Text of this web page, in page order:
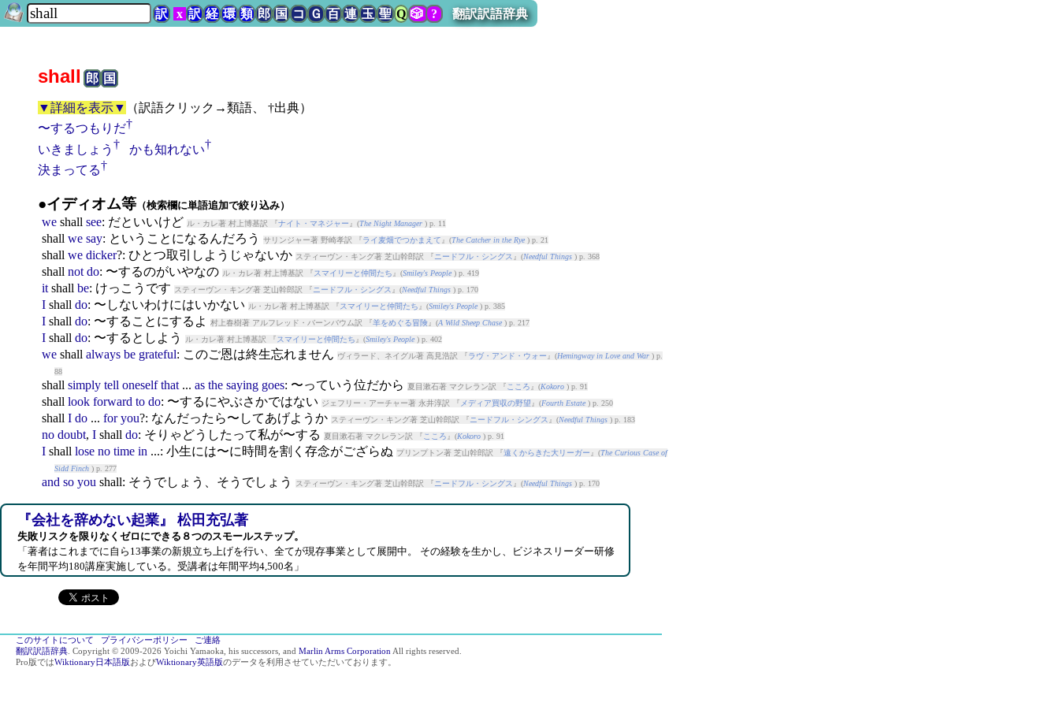
訳 x 訳 経 環 類 郎 国 コ Ｇ 百 連 玉 聖 Q 🎲? 翻訳訳語辞典
shall郎 国
▼詳細を表示▼ （訳語クリック→類語、 †出典）
〜するつもりだ†
いきましょう † かも知れない†
決まってる†
●イディオム等 （検索欄に単語追加で絞り込み）
we shall see: だといいけど ル・カレ著 村上博基訳 『ナイト・マネジャー 』(The Night Manager) p. 11
shall we say: ということになるんだろう サリンジャー著 野崎孝訳 『ライ麦畑でつかまえて 』(The Catcher in the Rye) p. 21
shall we dicker?: ひとつ取引しようじゃないか スティーヴン・キング著 芝山幹郎訳 『 ニードフル・シングス 』(Needful Things) p. 368
shall not do: 〜するのがいやなの ル・カレ著 村上博基訳 『スマイリーと仲間たち 』(Smiley's People) p. 419
it shall be: けっこうです スティーヴン・キング著 芝山幹郎訳 『 ニードフル・シングス 』(Needful Things) p. 170
I shall do: 〜しないわけにはいかない ル・カレ著 村上博基訳 『スマイリーと仲間たち 』(Smiley's People) p. 385
I shall do: 〜することにするよ 村上春樹著 アルフレッド・バーンバウム訳 『羊をめぐる冒険』(A Wild Sheep Chase) p. 217
I shall do: 〜するとしよう ル・カレ著 村上博基訳 『スマイリーと仲間たち 』(Smiley's People) p. 402
we shall always be grateful: このご恩は終生忘れません ヴィラード、ネイグル著 高見浩訳 『ラヴ・アンド・ウォー 』(Hemingway in Love and War) p.
88
shall simply tell oneself that... as the saying goes: 〜っていう位だから 夏目漱石著 マクレラン訳 『 こころ 』(Kokoro) p. 91
shall look forward to do: 〜するにやぶさかではない ジェフリー・アーチャー著 永井淳訳 『 メディア買収の野望 』(Fourth Estate) p. 250
shall I do... for you?: なんだったら〜してあげようか スティーヴン・キング著 芝山幹郎訳 『 ニードフル・シングス 』(Needful Things) p. 183
no doubt, I shall do: そりゃどうしたって私が〜する 夏目漱石著 マクレラン訳 『 こころ 』(Kokoro) p. 91
I shall lose no time in ...: 小生には〜に時間を割く存念がござらぬ プリンプトン著 芝山幹郎訳 『遠くからきた大リーガー 』(The Curious Case of
Sidd Finch) p. 277
and so you shall: そうでしょう、そうでしょう スティーヴン・キング著 芝山幹郎訳 『 ニードフル・シングス 』(Needful Things) p. 170
『会社を辞めない起業』 松田充弘著
失敗リスクを限りなくゼロにできる８つのスモールステップ。
「著者はこれまでに自ら13事業の新規立ち上げを行い、全てが現存事業として展開中。 その経験を生かし、ビジネスリーダー研修
を年間平均180講座実施している。受講者は年間平均4,500名」
このサイトについて プライバシーポリシー
ご連絡
翻訳訳語辞典 . Copyright © 2009-2026 Yoichi Yamaoka, his successors, and Marlin Arms Corporation All rights reserved.
Pro版ではWiktionary日本語版およびWiktionary英語版のデータを利用させていただいております。